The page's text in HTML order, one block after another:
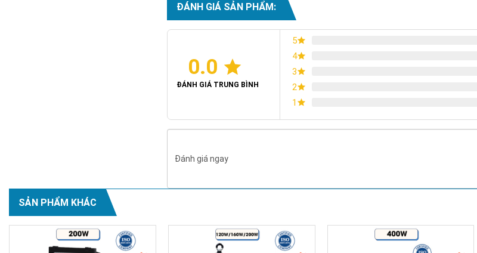
Kích thước đèn: Φ250*H143
Driver: MOSO
CCT: 6000K-6500K
Chỉ số chống nước: IP65
ĐÁNH GIÁ SẢN PHẨM:
0.0
ĐÁNH GIÁ TRUNG BÌNH
5
4
3
2
1
Đánh giá ngay
SẢN PHẨM KHÁC